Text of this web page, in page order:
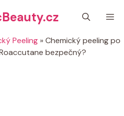
Peeling »Chemický peeling po
bezpečný?